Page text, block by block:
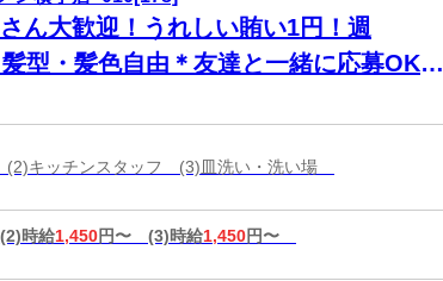
ん大歓迎！うれしい賄い1円！週
型・髪色自由＊友達と一緒に応募OK★
キッチンスタッフ (3)皿洗い・洗い場
(2)時給1,450円〜 (3)時給1,450円〜